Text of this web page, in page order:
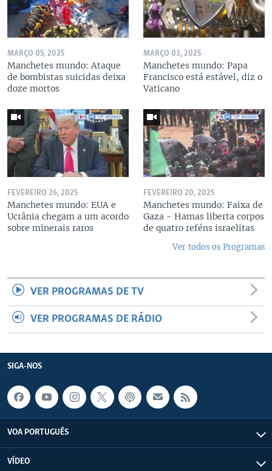
MARÇO 05, 2025
Manchetes mundo: Ataque
de bombistas suicidas deixa
doze mortos
MARÇO 03, 2025
Manchetes mundo: Papa
Francisco está estável, diz o
Vaticano
FEVEREIRO 26, 2025
Manchetes mundo: EUA e
Ucrânia chegam a um acordo
sobre minerais raros
FEVEREIRO 20, 2025
Manchetes mundo: Faixa de
Gaza - Hamas liberta corpos
de quatro reféns israelitas
Ver todos os Programas
VER PROGRAMAS DE TV
VER PROGRAMAS DE RÁDIO
SIGA-NOS
VOA PORTUGUÊS
VÍDEO